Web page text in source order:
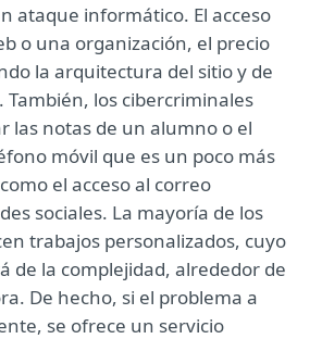
ataque informático. El acceso
o una organización, el precio
la arquitectura del sitio y de
También, los cibercriminales
las notas de un alumno o el
móvil que es un poco más
el acceso al correo
sociales. La mayoría de los
trabajos personalizados, cuyo
de la complejidad, alrededor de
De hecho, si el problema a
se ofrece un servicio